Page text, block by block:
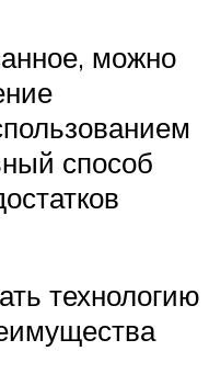
можно
способ
технологию